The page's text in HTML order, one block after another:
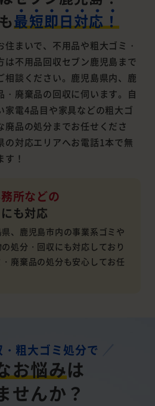
最短即日対応！
まいで、不用品や粗大ゴミ・
は不用品回収セブン鹿児島まで
相談ください。鹿児島県内、鹿
・廃棄品の回収に伺います。自
家電4品目や家具などの粗大ゴ
廃品の処分までお任せくださ
の対応エリアへお電話1本で無
！
所などの
にも対応
、鹿児島市内の事業系ゴミや
処分・回収にも対応しており
廃棄品の処分も安心してお任
粗大ゴミ処分で
お悩みは
せんか？